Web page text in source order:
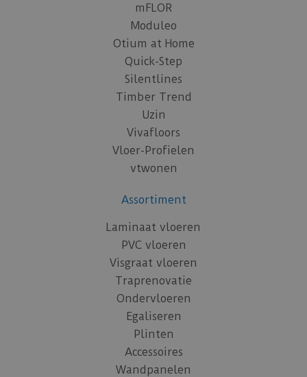
mFLOR
Moduleo
Otium at Home
Quick-Step
Silentlines
Timber Trend
Uzin
Vivafloors
Vloer-Profielen
vtwonen
Assortiment
Laminaat vloeren
PVC vloeren
Visgraat vloeren
Traprenovatie
Ondervloeren
Egaliseren
Plinten
Accessoires
Wandpanelen